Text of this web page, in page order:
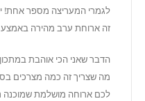
לגמרי המעריצה מספר אחת!
זה ארוחת ערב מהירה באמצע
הדבר שאני הכי אוהבת
מה שצריך זה כמה מצרכים
לכם ארוחה מושלמת שמוכנה